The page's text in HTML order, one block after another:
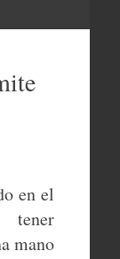
en el
tener
mano